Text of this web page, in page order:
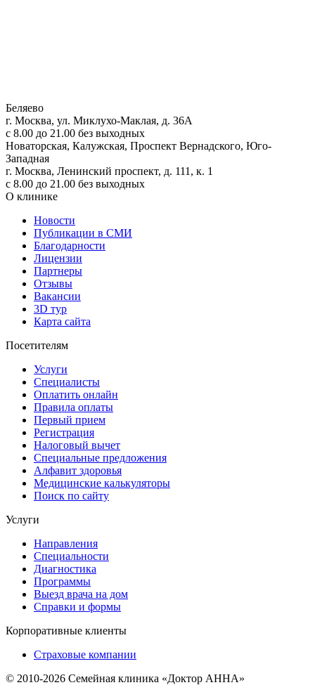
Беляево
г. Москва, ул. Миклухо-Маклая, д. 36А
с 8.00 до 21.00 без выходных
Новаторская, Калужская, Проспект Вернадского, Юго-
Западная
г. Москва, Ленинский проспект, д. 111, к. 1
с 8.00 до 21.00 без выходных
О клинике
Новости
Публикации в СМИ
Благодарности
Лицензии
Партнеры
Отзывы
Вакансии
3D тур
Карта сайта
Посетителям
Услуги
Специалисты
Оплатить онлайн
Правила оплаты
Первый прием
Регистрация
Налоговый вычет
Специальные предложения
Алфавит здоровья
Медицинские калькуляторы
Поиск по сайту
Услуги
Направления
Специальности
Диагностика
Программы
Выезд врача на дом
Справки и формы
Корпоративные клиенты
Страховые компании
© 2010-2026 Семейная клиника «Доктор АННА»